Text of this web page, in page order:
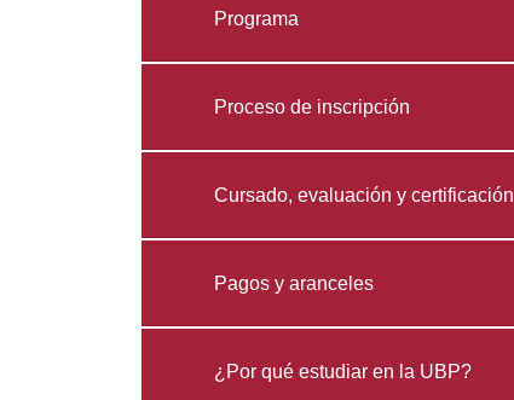
Programa
Proceso de inscripción
Cursado, evaluación y certificación
Pagos y aranceles
¿Por qué estudiar en la UBP?